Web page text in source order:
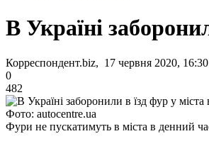
В Україні
Корреспондент.biz, 17 червня 2020, 16:30
0
482
Фото: autocentre.ua
Фури не пускатимуть в міста в денний